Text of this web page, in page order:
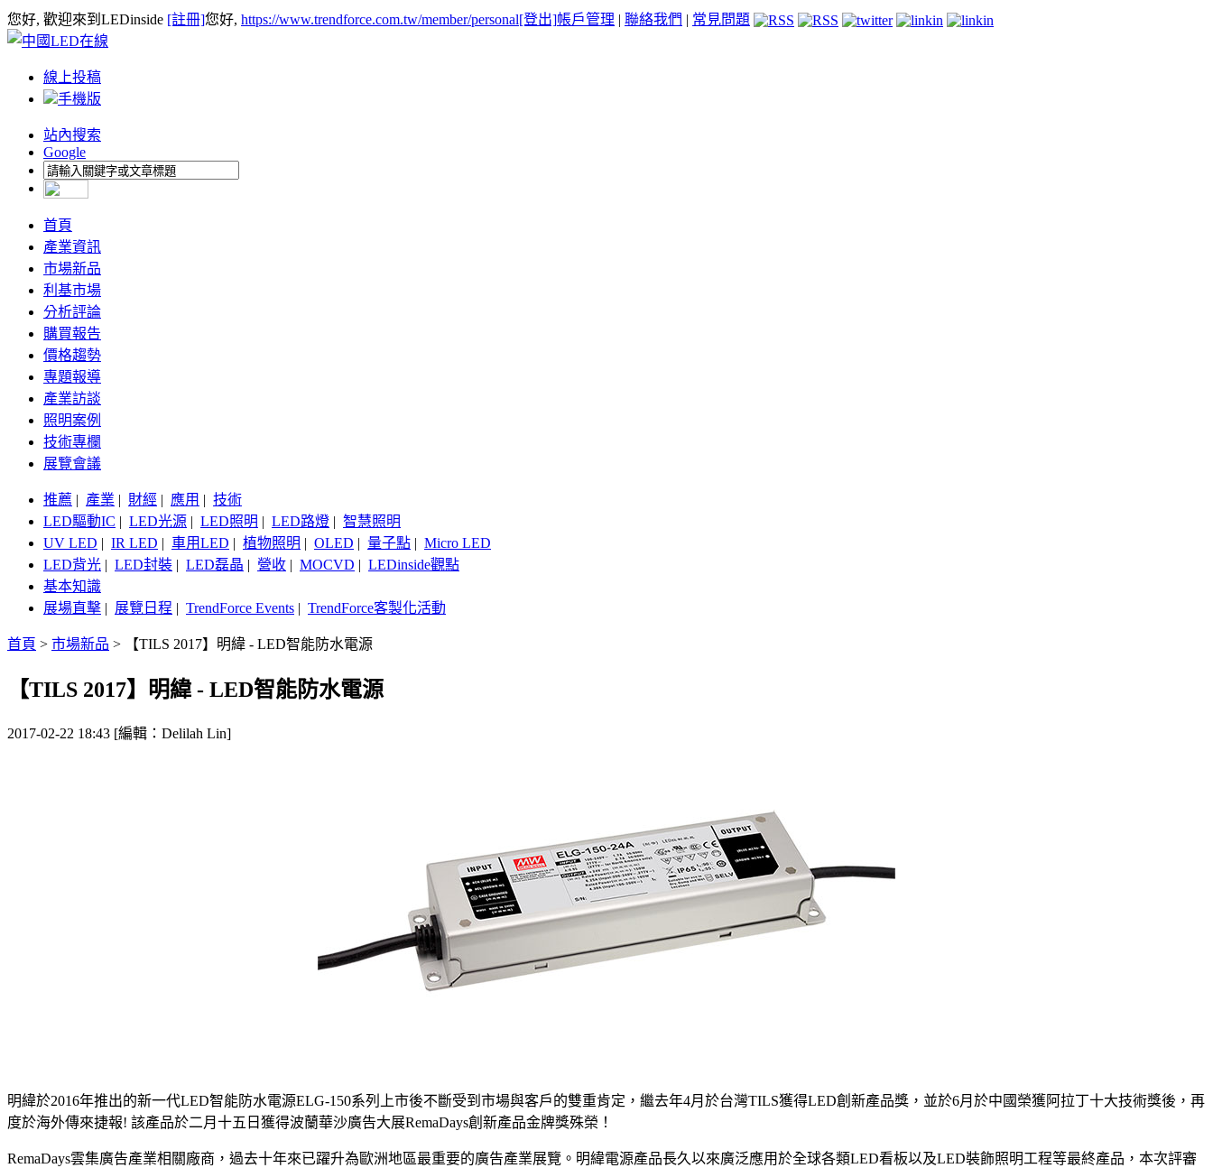
您好, 歡迎來到LEDinside [註冊]您好, https://www.trendforce.com.tw/member/personal[登出]帳戶管理 | 聯絡我們 | 常見問題
線上投稿
手機版
站內搜索
Google
首頁
產業資訊
市場新品
利基市場
分析評論
購買報告
價格趨勢
專題報導
產業訪談
照明案例
技術專欄
展覽會議
推薦 | 產業 | 財經 | 應用 | 技術
LED驅動IC | LED光源 | LED照明 | LED路燈 | 智慧照明
UV LED | IR LED | 車用LED | 植物照明 | OLED | 量子點 | Micro LED
LED背光 | LED封裝 | LED磊晶 | 營收 | MOCVD | LEDinside觀點
基本知識
展場直擊 | 展覽日程 | TrendForce Events | TrendForce客製化活動
首頁 > 市場新品 > 【TILS 2017】明緯 - LED智能防水電源
【TILS 2017】明緯 - LED智能防水電源
2017-02-22 18:43 [編輯：Delilah Lin]
明緯於2016年推出的新一代LED智能防水電源ELG-150系列上市後不斷受到市場與客戶的雙重肯定，繼去年4月於台灣TILS獲得LED創新產品獎，並於6月於中國榮獲阿拉丁十大技術獎後，再
度於海外傳來捷報! 該產品於二月十五日獲得波蘭華沙廣告大展RemaDays創新產品金牌獎殊榮！
RemaDays雲集廣告產業相關廠商，過去十年來已躍升為歐洲地區最重要的廣告產業展覽。明緯電源產品長久以來廣泛應用於全球各類LED看板以及LED裝飾照明工程等最終產品，本次評審